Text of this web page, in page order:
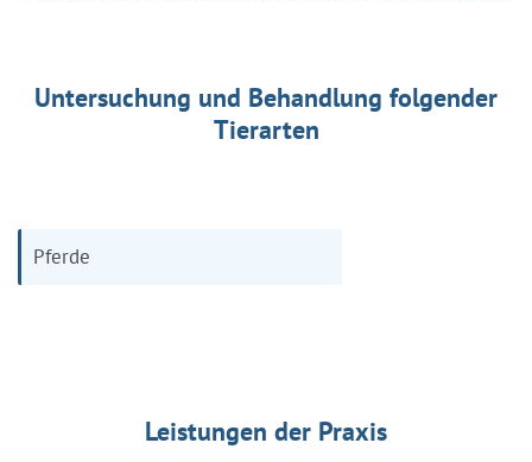
Untersuchung und Behandlung folgender
Tierarten
Pferde
Leistungen der Praxis